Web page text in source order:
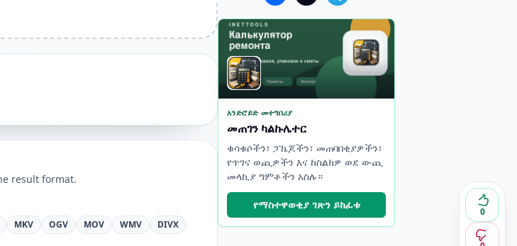
0
result format.
MKV OGV MOV WMV
DIVX
አንድሮይድ መተግበሪያ
መጠገን ካልኩሌተር
ቁሳቁሶችን፣ ፓኬጆችን፣ መጠባበቂያዎችን፣
የጥገና ወጪዎችን እና ከስልክዎ ወደ ውጪ
መላኪያ ግምቶችን አስሉ።
የማስተዋወቂያ ገጽን ይክፈቱ